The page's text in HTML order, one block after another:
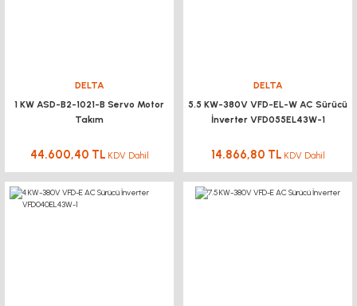
DELTA
1 KW ASD-B2-1021-B Servo Motor
Takım
44.600,40 TL KDV Dahil
DELTA
5.5 KW-380V VFD-EL-W AC Sürücü
İnverter VFD055EL43W-1
14.866,80 TL KDV Dahil